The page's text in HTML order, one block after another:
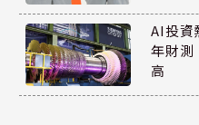
AI投
年財測
高